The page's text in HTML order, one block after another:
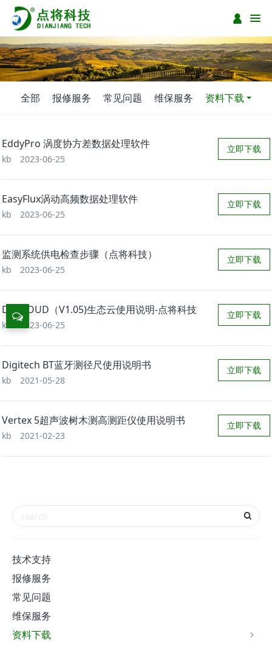
全部 报修服务 常见问题 维保服务 资料下载
立即下载
EddyPro 涡度协方差数据处理软件
kb 2023-06-25
立即下载
EasyFlux涡动高频数据处理软件
kb 2023-06-25
立即下载
监测系统供电检查步骤（点将科技）
kb 2023-06-25
立即下载
DJ_CLOUD（V1.05)生态云使用说明-点将科技
kb 2023-06-25
立即下载
Digitech BT蓝牙测径尺使用说明书
kb 2021-05-28
立即下载
Vertex 5超声波树木测高测距仪使用说明书
kb 2021-02-23
技术支持
报修服务
常见问题
维保服务
资料下载